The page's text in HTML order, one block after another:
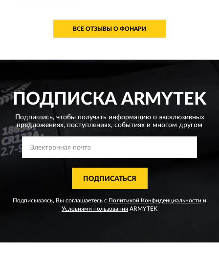
ВСЕ ОТЗЫВЫ О ФОНАРИ
ПОДПИСКА ARMYTEK
Подпишись, чтобы получать информацию о эксклюзивных
предложениях, поступлениях, событиях и многом другом
ПОДПИСАТЬСЯ
Подписываясь, Вы соглашаетесь с Политикой Конфиденциальности и
Условиями пользования ARMYTEK